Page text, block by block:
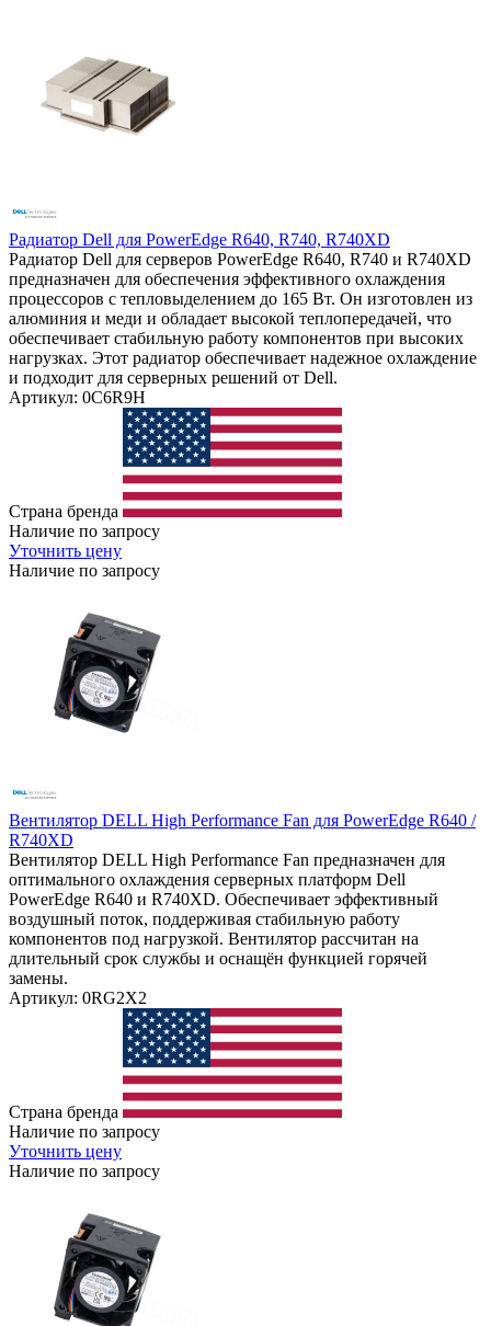
Радиатор Dell для PowerEdge R640, R740, R740XD
Радиатор Dell для серверов PowerEdge R640, R740 и R740XD
предназначен для обеспечения эффективного охлаждения
процессоров с тепловыделением до 165 Вт. Он изготовлен из
алюминия и меди и обладает высокой теплопередачей, что
обеспечивает стабильную работу компонентов при высоких
нагрузках. Этот радиатор обеспечивает надежное охлаждение
и подходит для серверных решений от Dell.
Артикул: 0C6R9H
Страна бренда
Наличие по запросу
Уточнить цену
Наличие по запросу
Вентилятор DELL High Performance Fan для PowerEdge R640 /
R740XD
Вентилятор DELL High Performance Fan предназначен для
оптимального охлаждения серверных платформ Dell
PowerEdge R640 и R740XD. Обеспечивает эффективный
воздушный поток, поддерживая стабильную работу
компонентов под нагрузкой. Вентилятор рассчитан на
длительный срок службы и оснащён функцией горячей
замены.
Артикул: 0RG2X2
Страна бренда
Наличие по запросу
Уточнить цену
Наличие по запросу